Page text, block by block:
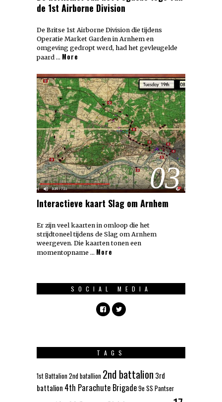
de 1st Airborne Division
De Britse 1st Airborne Division die tijdens
Operatie Market Garden in Arnhem en
omgeving gedropt werd, had het gevleugelde
paard … More
03
Interactieve kaart Slag om Arnhem
Er zijn veel kaarten in omloop die het
strijdtoneel tijdens de Slag om Arnhem
weergeven. Die kaarten tonen een
momentopname … More
SOCIAL MEDIA
TAGS
1st Battalion2nd batallion 2nd battalion 3rd
battalion 4th Parachute Brigade9e SS Pantser